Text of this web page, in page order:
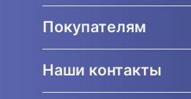
Покупателям
Наши контакты